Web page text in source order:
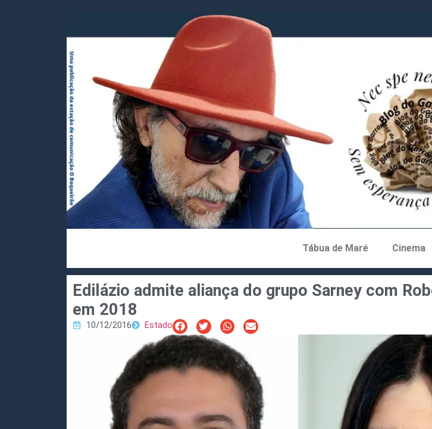
Tábua de Maré Cinema
Edilázio admite aliança do grupo Sarney com
em 2018
10/12/2016 Estado